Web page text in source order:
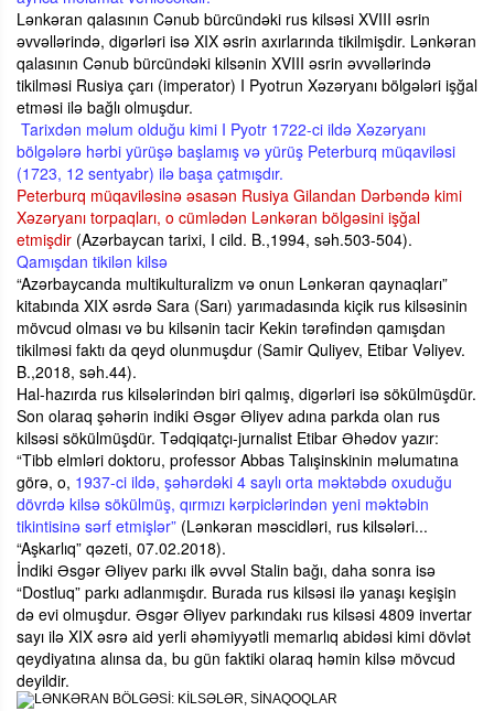
Lənkəran qalasının Cənub bürcündəki rus kilsəsi XVIII əsrin
əvvəllərində, digərləri isə XIX əsrin axırlarında tikilmişdir. Lənkəran
qalasının Cənub bürcündəki kilsənin XVIII əsrin əvvəllərində
tikilməsi Rusiya çarı (imperator) I Pyotrun Xəzəryanı bölgələri işğal
etməsi ilə bağlı olmuşdur.
Tarixdən məlum olduğu kimi I Pyotr 1722-ci ildə Xəzəryanı
bölgələrə hərbi yürüşə başlamış və yürüş Peterburq müqaviləsi
(1723, 12 sentyabr) ilə başa çatmışdır.
Peterburq müqaviləsinə əsasən Rusiya Gilandan Dərbəndə kimi
Xəzəryanı torpaqları, o cümlədən Lənkəran bölgəsini işğal
etmişdir (Azərbaycan tarixi, I cild. B.,1994, səh.503-504).
Qamışdan tikilən kilsə
“Azərbaycanda multikulturalizm və onun Lənkəran qaynaqları”
kitabında XIX əsrdə Sara (Sarı) yarımadasında kiçik rus kilsəsinin
mövcud olması və bu kilsənin tacir Kekin tərəfindən qamışdan
tikilməsi faktı da qeyd olunmuşdur (Samir Quliyev, Etibar Vəliyev.
B.,2018, səh.44).
Hal-hazırda rus kilsələrindən biri qalmış, digərləri isə sökülmüşdür.
Son olaraq şəhərin indiki Əsgər Əliyev adına parkda olan rus
kilsəsi sökülmüşdür. Tədqiqatçı-jurnalist Etibar Əhədov yazır:
“Tibb elmləri doktoru, professor Abbas Talışinskinin məlumatına
görə, o, 1937-ci ildə, şəhərdəki 4 saylı orta məktəbdə oxuduğu
dövrdə kilsə sökülmüş, qırmızı kərpiclərindən yeni məktəbin
tikintisinə sərf etmişlər” (Lənkəran məscidləri, rus kilsələri...
“Aşkarlıq” qəzeti, 07.02.2018).
İndiki Əsgər Əliyev parkı ilk əvvəl Stalin bağı, daha sonra isə
“Dostluq” parkı adlanmışdır. Burada rus kilsəsi ilə yanaşı keşişin
də evi olmuşdur. Əsgər Əliyev parkındakı rus kilsəsi 4809 invertar
sayı ilə XIX əsrə aid yerli əhəmiyyətli memarlıq abidəsi kimi dövlət
qeydiyatına alınsa da, bu gün faktiki olaraq həmin kilsə mövcud
deyildir.